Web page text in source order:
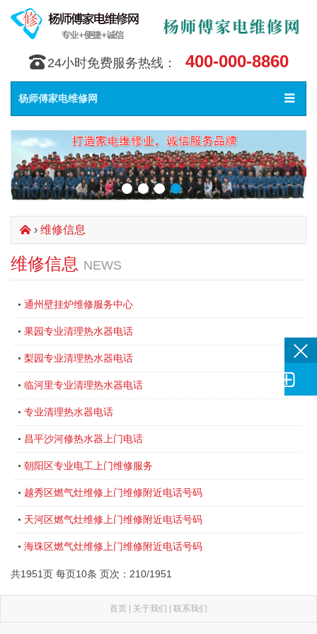
󰇯 24小时免费服务热线： 400-000-8860
Toggle
󰀥
杨师傅家电维修网
󰄫 › 维修信息
维修信息 NEWS
• 通州壁挂炉维修服务中心
• 果园专业清理热水器电话
• 梨园专业清理热水器电话
• 临河里专业清理热水器电话
• 专业清理热水器电话
• 昌平沙河修热水器上门电话
• ‌朝阳区专业电工上门维修服务
• 越秀区燃气灶维修上门维修附近电话号码
• 天河区燃气灶维修上门维修附近电话号码
• 海珠区燃气灶维修上门维修附近电话号码
共1951页 每页10条 页次：210/1951
首页 | 关于我们 | 联系我们
